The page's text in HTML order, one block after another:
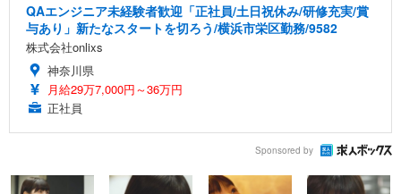
QAエンジニア未経験者歓迎「正社員/土日祝休み/研修充実/賞
与あり」新たなスタートを切ろう/横浜市栄区勤務/9582
株式会社onlixs
神奈川県
月給29万7,000円～36万円
正社員
Sponsored by